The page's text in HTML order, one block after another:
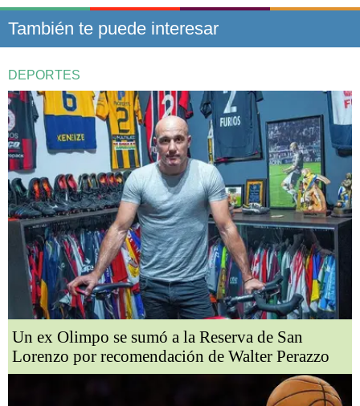
También te puede interesar
DEPORTES
Un ex Olimpo se sumó a la Reserva de San
Lorenzo por recomendación de Walter Perazzo